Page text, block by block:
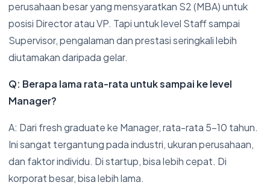
perusahaan besar yang mensyaratkan S2 (MBA) untuk
posisi Director atau VP. Tapi untuk level Staff sampai
Supervisor, pengalaman dan prestasi seringkali lebih
diutamakan daripada gelar.
Q: Berapa lama rata-rata untuk sampai ke level
Manager?
A: Dari fresh graduate ke Manager, rata-rata 5-10 tahun.
Ini sangat tergantung pada industri, ukuran perusahaan,
dan faktor individu. Di startup, bisa lebih cepat. Di
korporat besar, bisa lebih lama.